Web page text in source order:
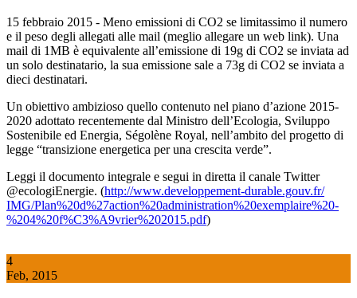
15 febbraio 2015 - Meno emissioni di CO2 se limitassimo il numero
e il peso degli allegati alle mail (meglio allegare un web link). Una
mail di 1MB è equivalente all’emissione di 19g di CO2 se inviata ad
un solo destinatario, la sua emissione sale a 73g di CO2 se inviata a
dieci destinatari.
Un obiettivo ambizioso quello contenuto nel piano d’azione 2015-
2020 adottato recentemente dal Ministro dell’Ecologia, Sviluppo
Sostenibile ed Energia, Ségolène Royal, nell’ambito del progetto di
legge “transizione energetica per una crescita verde”.
Leggi il documento integrale e segui in diretta il canale Twitter
@ecologiEnergie. (http://www.developpement-durable.gouv.fr/
IMG/Plan%20d%27action%20administration%20exemplaire%20-
%204%20f%C3%A9vrier%202015.pdf)
4
Feb, 2015